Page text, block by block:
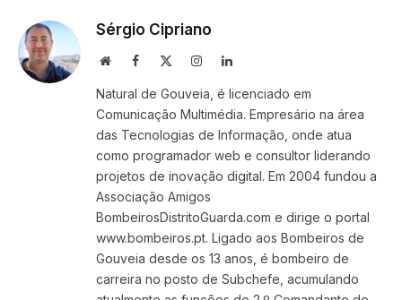
Sérgio Cipriano
WebsiteFacebook InstagramLinkedIn
Natural de Gouveia, é licenciado em
Comunicação Multimédia. Empresário na área
das Tecnologias de Informação, onde atua
como programador web e consultor liderando
projetos de inovação digital. Em 2004 fundou a
Associação Amigos
BombeirosDistritoGuarda.com e dirige o portal
www.bombeiros.pt. Ligado aos Bombeiros de
Gouveia desde os 13 anos, é bombeiro de
carreira no posto de Subchefe, acumulando